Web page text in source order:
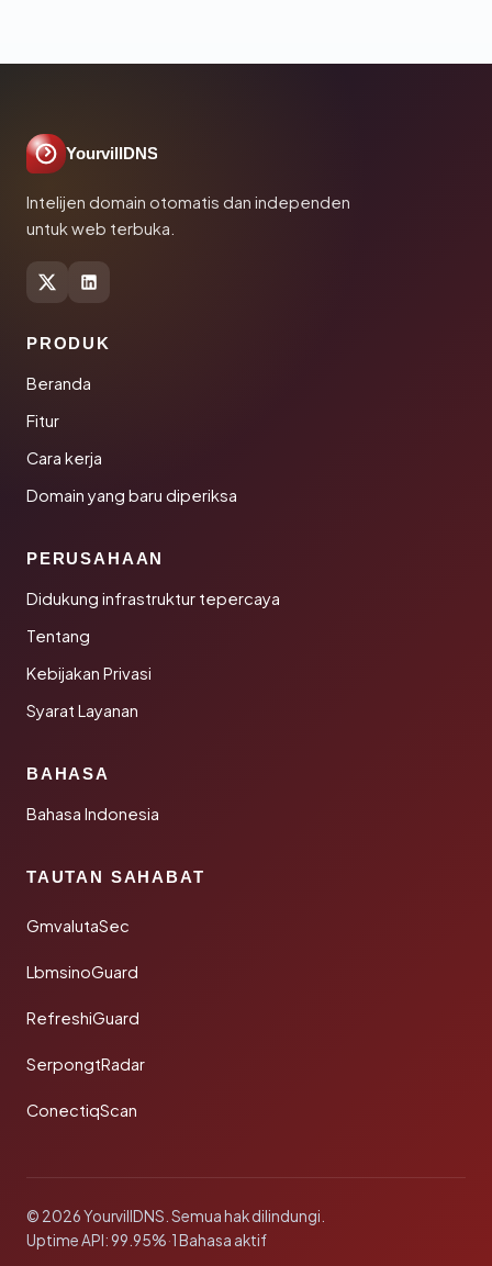
YourvillDNS
Intelijen domain otomatis dan independen
untuk web terbuka.
PRODUK
Beranda
Fitur
Cara kerja
Domain yang baru diperiksa
PERUSAHAAN
Didukung infrastruktur tepercaya
Tentang
Kebijakan Privasi
Syarat Layanan
BAHASA
Bahasa Indonesia
TAUTAN SAHABAT
GmvalutaSec
LbmsinoGuard
RefreshiGuard
SerpongtRadar
ConectiqScan
© 2026 YourvillDNS. Semua hak dilindungi.
Uptime API: 99.95%·1 Bahasa aktif